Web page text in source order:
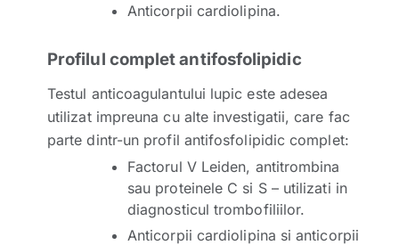
Anticorpii cardiolipina.
Profilul complet antifosfolipidic
Testul anticoagulantului lupic este adesea
utilizat impreuna cu alte investigatii, care fac
parte dintr-un profil antifosfolipidic complet:
Factorul V Leiden, antitrombina
sau proteinele C si S – utilizati in
diagnosticul trombofiliilor.
Anticorpii cardiolipina si anticorpii